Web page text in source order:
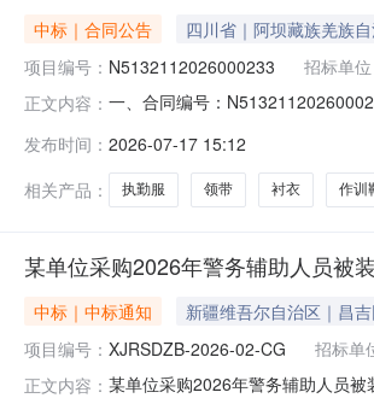
中标｜合同公告 四川省｜阿坝藏族羌族
项目编号： N5132112026000233 招标单位
正文内容： 一、合同编号：
新区万安街道麓山大道二段20号6
发布时间： 2026-07-17 15:12
相关产品：
执勤服 领带 衬衣 作训
某单位采购2026年警务辅助人员被
中标｜中标通知
新疆维吾尔自治区｜昌
项目编号： XJRSDZB-2026-02-CG 招标单
正文内容： 某单位采购2026年警务辅助人员